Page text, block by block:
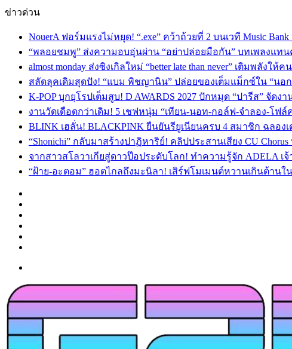
ข่าวด่วน
NouerA ฟอร์มแรงไม่หยุด! “.exe” คว้าถ้วยที่ 2 บนเวที Music
“พลอยชมพู” ส่งความอบอุ่นผ่าน “อย่าปล่อยมือกัน” บทเพลงแ
almost monday ส่งซิงเกิลใหม่ “better late than never” เติมพลั
สลัดลุคเดิมสุดปัง! “แบม พิชญานิน” ปล่อยของเต็มแม็กซ์ใน “น
K-POP บุกยุโรปเต็มสูบ! D AWARDS 2027 ปักหมุด “ปารีส” จัด
งานวัดเดือดกว่าเดิม! 5 เชฟหนุ่ม “เทียน-นอท-กอล์ฟ-จำลอง-โฟ
BLINK เฮลั่น! BLACKPINK ยืนยันรียูเนียนครบ 4 สมาชิก ฉลอ
“Shonichi” กลับมาสร้างปาฏิหาริย์! คลิปประสานเสียง CU
จากสาวสโลวาเกียสู่ดาวป๊อประดับโลก! ทำความรู้จัก ADELA เ
“ฝ้าย-อะตอม” ฮอตไกลถึงมะนิลา! เสิร์ฟโมเมนต์หวานเกินต้า